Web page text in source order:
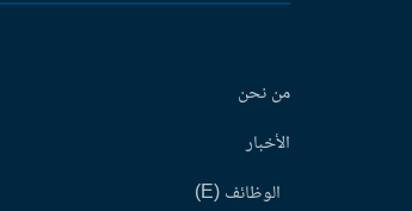
من نحن
الأخبار
الوظائف (E)